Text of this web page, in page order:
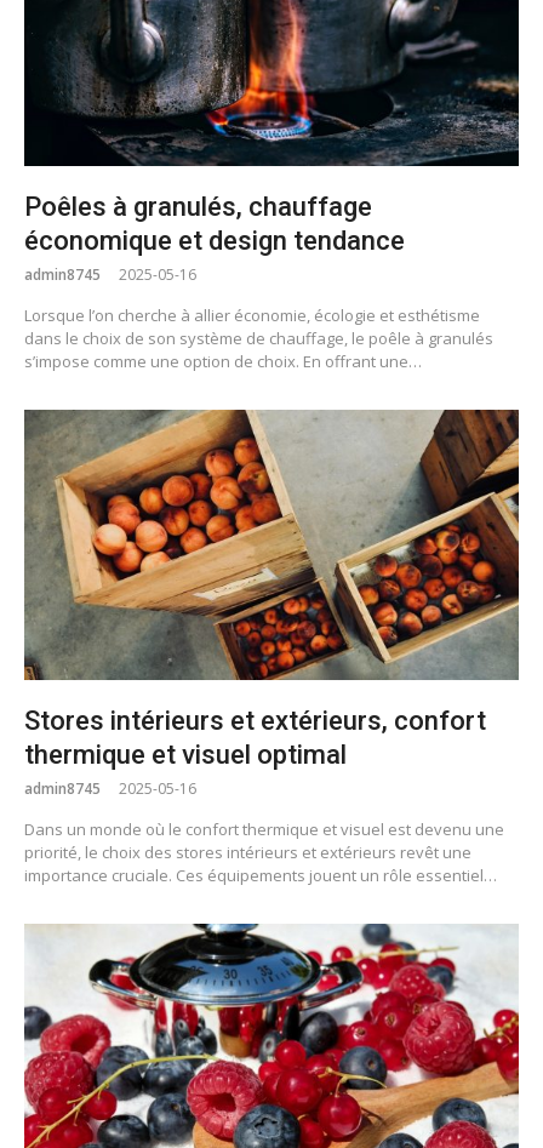
Poêles à granulés, chauffage
économique et design tendance
admin8745 2025-05-16
Lorsque l’on cherche à allier économie, écologie et esthétisme
dans le choix de son système de chauffage, le poêle à granulés
s’impose comme une option de choix. En offrant une…
Stores intérieurs et extérieurs, confort
thermique et visuel optimal
admin8745 2025-05-16
Dans un monde où le confort thermique et visuel est devenu une
priorité, le choix des stores intérieurs et extérieurs revêt une
importance cruciale. Ces équipements jouent un rôle essentiel…